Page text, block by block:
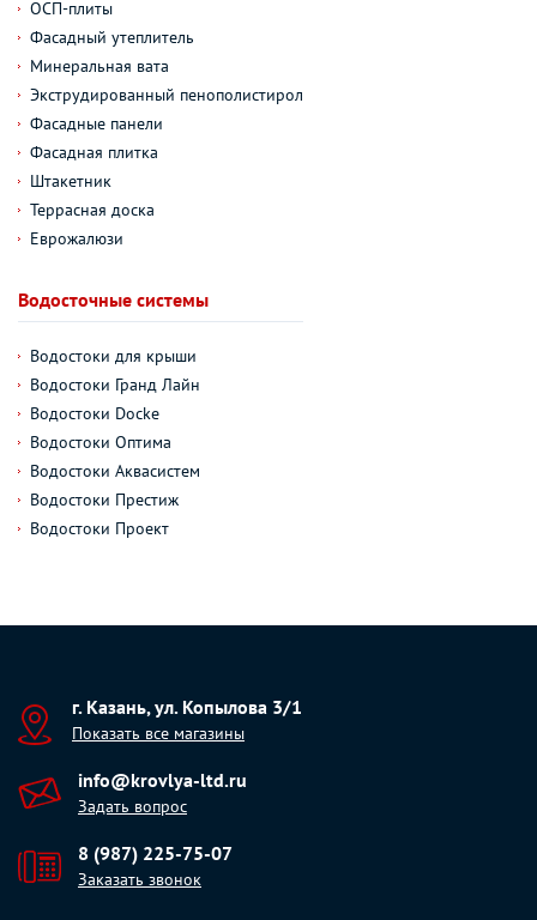
ОСП-плиты
Фасадный утеплитель
Минеральная вата
Экструдированный пенополистирол
Фасадные панели
Фасадная плитка
Штакетник
Террасная доска
Еврожалюзи
Водосточные системы
Водостоки для крыши
Водостоки Гранд Лайн
Водостоки Docke
Водостоки Оптима
Водостоки Аквасистем
Водостоки Престиж
Водостоки Проект
г. Казань, ул. Копылова 3/1
Показать все магазины
info@krovlya-ltd.ru
Задать вопрос
8 (987) 225-75-07
Заказать звонок